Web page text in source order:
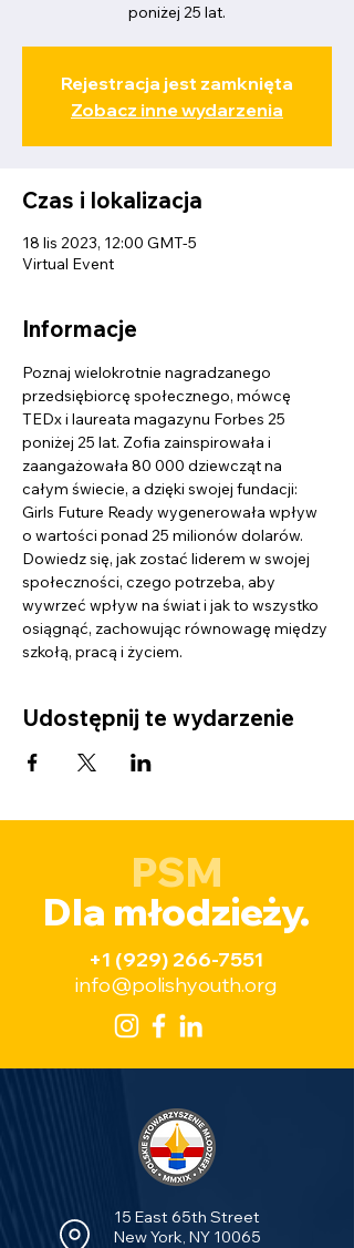
poniżej 25 lat.
Rejestracja jest zamknięta
Zobacz inne wydarzenia
Czas i lokalizacja
18 lis 2023, 12:00 GMT-5
Virtual Event
Informacje
Poznaj wielokrotnie nagradzanego
przedsiębiorcę społecznego, mówcę
TEDx i laureata magazynu Forbes 25
poniżej 25 lat. Zofia zainspirowała i
zaangażowała 80 000 dziewcząt na
całym świecie, a dzięki swojej fundacji:
Girls Future Ready wygenerowała wpływ
o wartości ponad 25 milionów dolarów.
Dowiedz się, jak zostać liderem w swojej
społeczności, czego potrzeba, aby
wywrzeć wpływ na świat i jak to wszystko
osiągnąć, zachowując równowagę między
szkołą, pracą i życiem.
Udostępnij te wydarzenie
PSM
Dla młodzieży.
+1 (929) 266-7551
info@polishyouth.org
15 East 65th Street
New York, NY 10065